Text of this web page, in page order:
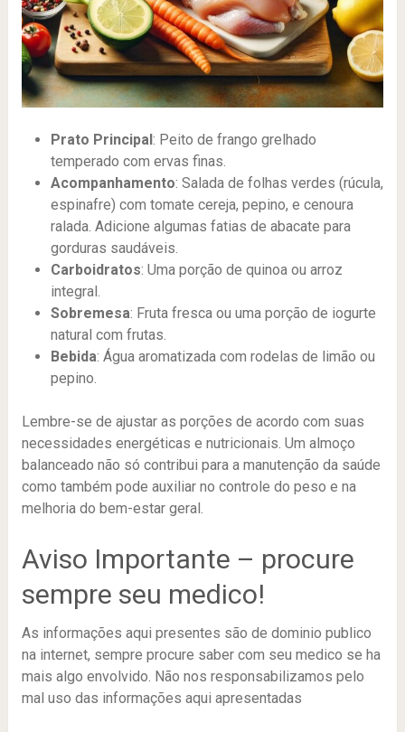
Prato Principal : Peito de frango grelhado
temperado com ervas finas.
Acompanhamento: Salada de folhas verdes (rúcula,
espinafre) com tomate cereja, pepino, e cenoura
ralada. Adicione algumas fatias de abacate para
gorduras saudáveis.
Carboidratos: Uma porção de quinoa ou arroz
integral.
Sobremesa: Fruta fresca ou uma porção de iogurte
natural com frutas.
Bebida: Água aromatizada com rodelas de limão ou
pepino.
Lembre-se de ajustar as porções de acordo com suas
necessidades energéticas e nutricionais. Um almoço
balanceado não só contribui para a manutenção da saúde
como também pode auxiliar no controle do peso e na
melhoria do bem-estar geral.
Aviso Importante – procure
sempre seu medico!
As informações aqui presentes são de dominio publico
na internet, sempre procure saber com seu medico se ha
mais algo envolvido. Não nos responsabilizamos pelo
mal uso das informações aqui apresentadas